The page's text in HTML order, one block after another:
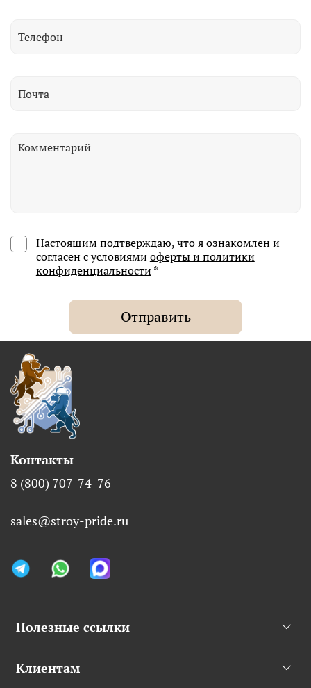
Настоящим подтверждаю, что я ознакомлен и
согласен с условиями оферты и политики
конфиденциальности *
Отправить
Полезные ссылки
Клиентам
Контакты
8 (800) 707-74-76
sales@stroy-pride.ru